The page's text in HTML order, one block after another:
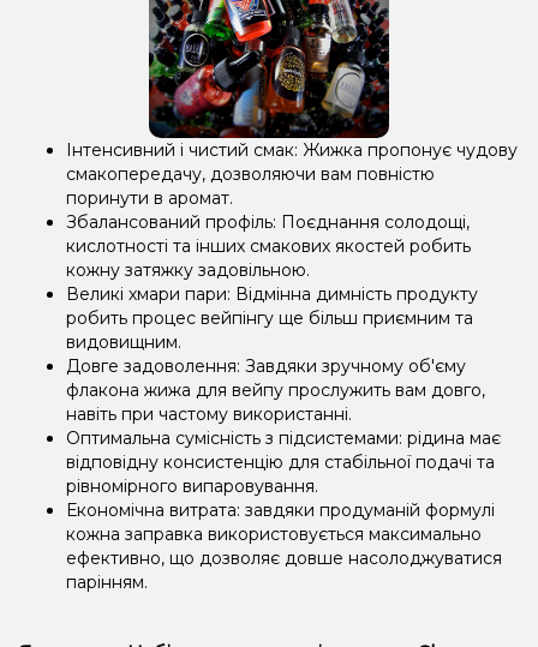
Інтенсивний і чистий смак: Жижка пропонує чудову
смакопередачу, дозволяючи вам повністю
поринути в аромат.
Збалансований профіль: Поєднання солодощі,
кислотності та інших смакових якостей робить
кожну затяжку задовільною.
Великі хмари пари: Відмінна димність продукту
робить процес вейпінгу ще більш приємним та
видовищним.
Довге задоволення: Завдяки зручному об'єму
флакона жижа для вейпу прослужить вам довго,
навіть при частому використанні.
Оптимальна сумісність з підсистемами: рідина має
відповідну консистенцію для стабільної подачі та
рівномірного випаровування.
Економічна витрата: завдяки продуманій формулі
кожна заправка використовується максимально
ефективно, що дозволяє довше насолоджуватися
парінням.